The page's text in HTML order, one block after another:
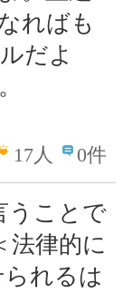
ればも
だよ
17人 0件
うことで
法律的に
れるは